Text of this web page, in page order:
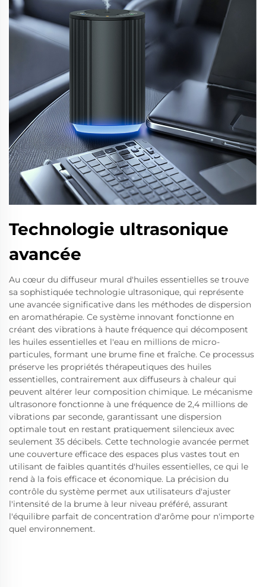
Technologie ultrasonique
avancée
Au cœur du diffuseur mural d'huiles essentielles se trouve
sa sophistiquée technologie ultrasonique, qui représente
une avancée significative dans les méthodes de dispersion
en aromathérapie. Ce système innovant fonctionne en
créant des vibrations à haute fréquence qui décomposent
les huiles essentielles et l'eau en millions de micro-
particules, formant une brume fine et fraîche. Ce processus
préserve les propriétés thérapeutiques des huiles
essentielles, contrairement aux diffuseurs à chaleur qui
peuvent altérer leur composition chimique. Le mécanisme
ultrasonore fonctionne à une fréquence de 2,4 millions de
vibrations par seconde, garantissant une dispersion
optimale tout en restant pratiquement silencieux avec
seulement 35 décibels. Cette technologie avancée permet
une couverture efficace des espaces plus vastes tout en
utilisant de faibles quantités d'huiles essentielles, ce qui le
rend à la fois efficace et économique. La précision du
contrôle du système permet aux utilisateurs d'ajuster
l'intensité de la brume à leur niveau préféré, assurant
l'équilibre parfait de concentration d'arôme pour n'importe
quel environnement.